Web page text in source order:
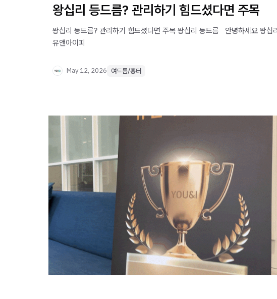
왕십리 등드름? 관리하기 힘드셨다면 주목
왕십리 등드름? 관리하기 힘드셨다면 주목 왕십리 등드름 ​ ​ 안녕하세요 왕십
유앤아이피
May 12, 2026 여드름/흉터